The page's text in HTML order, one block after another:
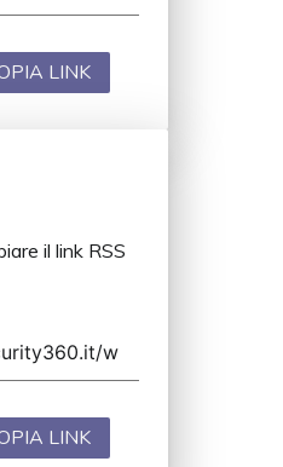
LINK
il link RSS
LINK